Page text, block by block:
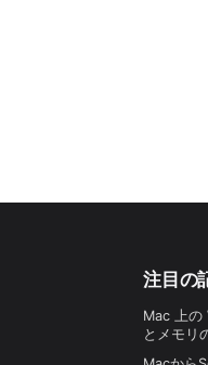
注目の
Mac 上の
とメモリ